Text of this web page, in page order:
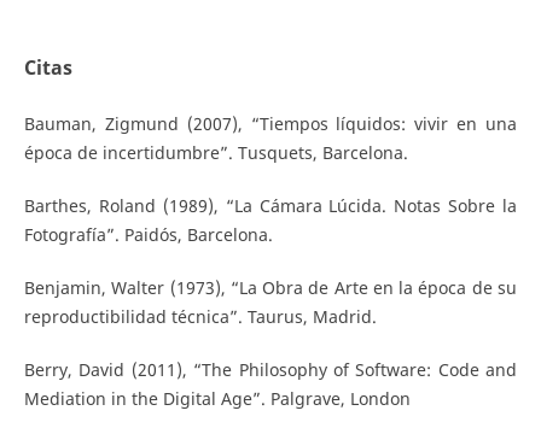
Citas
Bauman, Zigmund (2007), “Tiempos líquidos: vivir en una
época de incertidumbre”. Tusquets, Barcelona.
Barthes, Roland (1989), “La Cámara Lúcida. Notas Sobre la
Fotografía”. Paidós, Barcelona.
Benjamin, Walter (1973), “La Obra de Arte en la época de su
reproductibilidad técnica”. Taurus, Madrid.
Berry, David (2011), “The Philosophy of Software: Code and
Mediation in the Digital Age”. Palgrave, London